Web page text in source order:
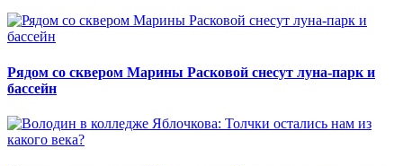
Рядом со сквером Марины Расковой снесут луна-парк и
бассейн